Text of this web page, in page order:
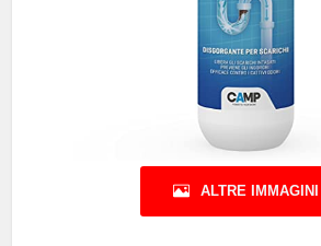
ALTRE IMMAGINI